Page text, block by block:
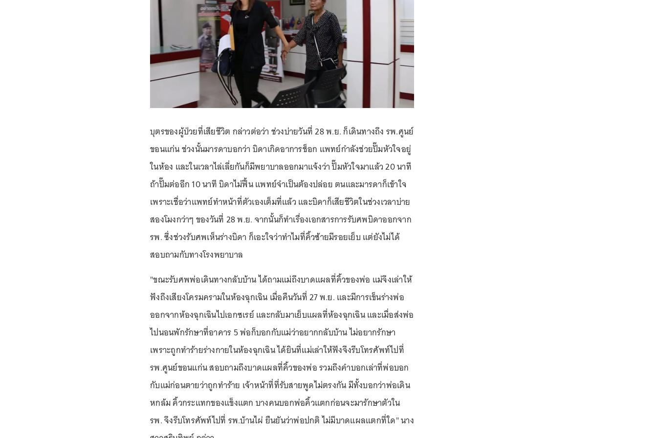
บุตรของผู้ป่วยที่เสียชีวิต กล่าวต่อว่า ช่วงบ่ายวันที่ 28 พ.ย. ก็เดินทางถึง รพ.ศูนย์
ขอนแก่น ช่วงนั้นมารดาบอกว่า บิดาเกิดอาการช็อก แพทย์กำลังช่วยปั๊มหัวใจอยู่
ในห้อง และในเวลาไล่เลี่ยกันก็มีพยาบาลออกมาแจ้งว่า ปั๊มหัวใจมาแล้ว 20 นาที
ถ้าปั๊มต่ออีก 10 นาที บิดาไม่ฟื้น แพทย์จำเป็นต้องปล่อย ตนและมารดาก็เข้าใจ
เพราะเชื่อว่าแพทย์ทำหน้าที่ตัวเองเต็มที่แล้ว และบิดาก็เสียชีวิตในช่วงเวลาบ่าย
สองโมงกว่าๆ ของวันที่ 28 พ.ย. จากนั้นก็ทำเรื่องเอกสารการรับศพบิดาออกจาก
รพ. ซึ่งช่วงรับศพเห็นร่างบิดา ก็เอะใจว่าทำไมที่คิ้วซ้ายมีรอยเย็บ แต่ยังไม่ได้
สอบถามกับทางโรงพยาบาล
"ขณะรับศพพ่อเดินทางกลับบ้าน ได้ถามแม่ถึงบาดแผลที่คิ้วของพ่อ แม่จึงเล่าให้
ฟังถึงเสียงโครมครามในห้องฉุกเฉิน เมื่อคืนวันที่ 27 พ.ย. และมีการเข็นร่างพ่อ
ออกจากห้องฉุกเฉินไปเอกซเรย์ และกลับมาเย็บแผลที่ห้องฉุกเฉิน และเมื่อส่งพ่อ
ไปนอนพักรักษาที่อาคาร 5 พ่อก็บอกกับแม่ว่าอยากกลับบ้าน ไม่อยากรักษา
เพราะถูกทำร้ายร่างกายในห้องฉุกเฉิน ได้ยินที่แม่เล่าให้ฟังจึงรีบโทรศัพท์ไปที่
รพ.ศูนย์ขอนแก่น สอบถามถึงบาดแผลที่คิ้วของพ่อ รวมถึงคำบอกเล่าที่พ่อบอก
กับแม่ก่อนตายว่าถูกทำร้าย เจ้าหน้าที่ที่รับสายพูดไม่ตรงกัน มีทั้งบอกว่าพ่อเดิน
หกล้ม คิ้วกระแทกของแข็งแตก บางคนบอกพ่อคิ้วแตกก่อนจะมารักษาตัวใน
รพ. จึงรีบโทรศัพท์ไปที่ รพ.บ้านไผ่ ยืนยันว่าพ่อปกติ ไม่มีบาดแผลแตกที่ใด" นาง